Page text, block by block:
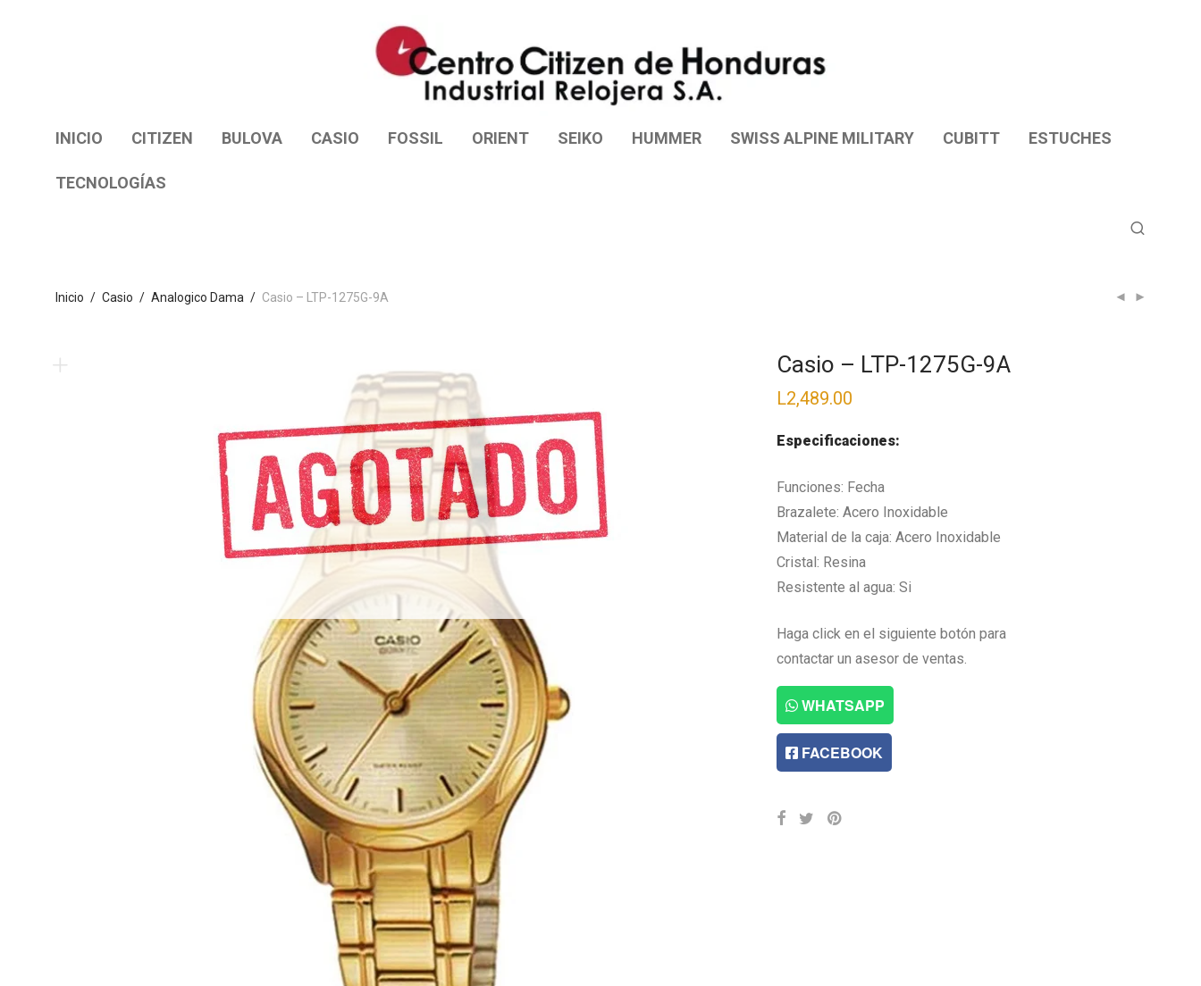
INICIO CITIZEN BULOVA CASIO FOSSIL ORIENT SEIKO HUMMER SWISS ALPINE MILITARY CUBITT ESTUCHES
TECNOLOGÍAS
Inicio / Casio / Analogico Dama / Casio – LTP-1275G-9A
Casio – LTP-1275G-9A
L2,489.00
Especificaciones:
Funciones: Fecha
Brazalete: Acero Inoxidable
Material de la caja: Acero Inoxidable
Cristal: Resina
Resistente al agua: Si
Haga click en el siguiente botón para
contactar un asesor de ventas.
WHATSAPP
FACEBOOK